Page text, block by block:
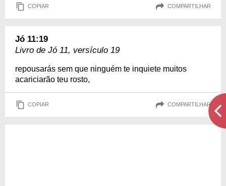
COPIAR COMPARTILHAR
Jó 11:19
Livro de Jó 11, versículo 19
repousarás sem que ninguém te inquiete muitos
acariciarão teu rosto,
COPIAR COMPARTILHAR